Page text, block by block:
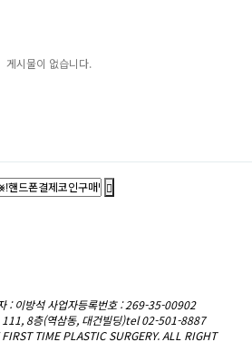
게시물이 없습니다.
: 이방석 사업자등록번호 : 269-35-00902
8층(역삼동, 대건빌딩)tel 02-501-8887
TIME PLASTIC SURGERY. ALL RIGHT